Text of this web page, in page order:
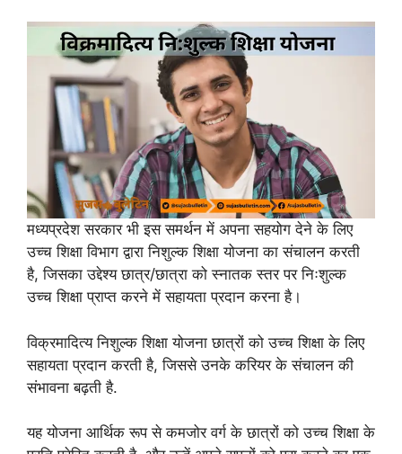
मध्यप्रदेश सरकार भी इस समर्थन में अपना सहयोग देने के लिए
उच्च शिक्षा विभाग द्वारा निशुल्क शिक्षा योजना का संचालन करती
है, जिसका उद्देश्य छात्र/छात्रा को स्नातक स्तर पर निःशुल्क
उच्च शिक्षा प्राप्त करने में सहायता प्रदान करना है।
विक्रमादित्य निशुल्क शिक्षा योजना छात्रों को उच्च शिक्षा के लिए
सहायता प्रदान करती है, जिससे उनके करियर के संचालन की
संभावना बढ़ती है.
यह योजना आर्थिक रूप से कमजोर वर्ग के छात्रों को उच्च शिक्षा के